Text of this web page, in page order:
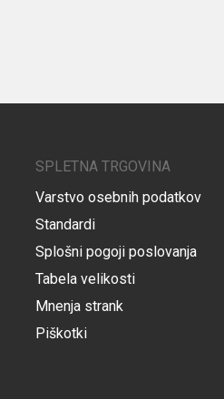
SPLETNA TRGOVINA
Varstvo osebnih podatkov
Standardi
Splošni pogoji poslovanja
Tabela velikosti
Mnenja strank
Piškotki